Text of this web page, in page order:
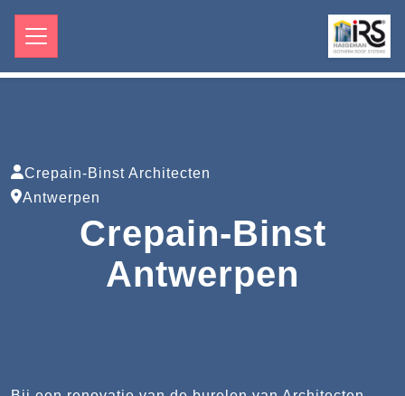
Crepain-Binst Architecten
Antwerpen
Crepain-Binst
Antwerpen